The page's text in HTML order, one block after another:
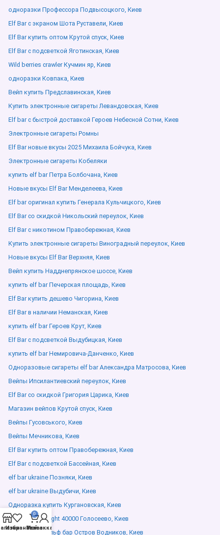
одноразки Профессора Подвысоцкого, Киев
Elf Bar с экраном Шота Руставели, Киев
Elf Bar купить оптом Крутой спуск, Киев
Elf Bar с подсветкой Яготинская, Киев
Wild berries crawler Кучмин яр, Киев
одноразки Ковпака, Киев
Вейп купить Предславинская, Киев
Купить электронные сигареты Левандовская, Киев
Elf bar с быстрой доставкой Героев Небесной Сотни, Киев
Электронные сигареты Ромны
Elf Bar новые вкусы 2025 Михаила Бойчука, Киев
Электронные сигареты Кобеляки
купить elf bar Петра Болбочана, Киев
Новые вкусы Elf Bar Менделеева, Киев
Elf bar оригинал купить Генерала Кульчицкого, Киев
Elf Bar со скидкой Никольский переулок, Киев
Elf Bar с никотином Правобережная, Киев
Купить электронные сигареты Виноградный переулок, Киев
Новые вкусы Elf Bar Верхняя, Киев
Вейп купить Надднепрянское шоссе, Киев
купить elf bar Печерская площадь, Киев
Elf Bar купить дешево Чигорина, Киев
Elf Bar в наличии Неманская, Киев
купить elf bar Героев Крут, Киев
Elf Bar с подсветкой Выдубицкая, Киев
купить elf bar Немировича-Данченко, Киев
Одноразовые сигареты elf bar Александра Матросова, Киев
Вейпы Ипсилантиевский переулок, Киев
Elf Bar со скидкой Григория Царика, Киев
Магазин вейпов Крутой спуск, Киев
Вейпы Гусовського, Киев
Вейпы Мечникова, Киев
Elf Bar купить оптом Правобережная, Киев
Elf Bar с подсветкой Бассейная, Киев
elf bar ukraine Позняки, Киев
elf bar ukraine Выдубичи, Киев
Одноразка купить Кургановская, Киев
Elf bar moon night 40000 Голосеево, Киев
под система эльф бар Остров Водников, Киев
Избранное
0
Заказ
Мой аккаунт